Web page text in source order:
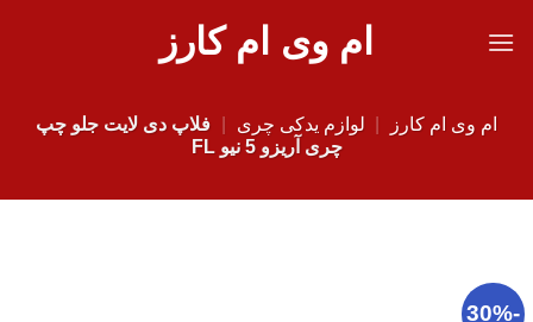
ام وی ام کارز
ام وی ام کارز لوازم یدکی چری
فلاپ دی لایت جلو چپ
چری آریزو 5 نیو FL
-30%